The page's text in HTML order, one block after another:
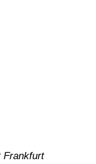
Frankfurt